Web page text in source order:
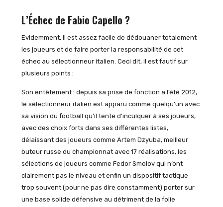
L’Échec de Fabio Capello ?
Evidemment, il est assez facile de dédouaner totalement
les joueurs et de faire porter la responsabilité de cet
échec au sélectionneur italien. Ceci dit, il est fautif sur
plusieurs points :
Son entêtement : depuis sa prise de fonction a l’été 2012,
le sélectionneur italien est apparu comme quelqu’un avec
sa vision du football qu’il tente d’inculquer à ses joueurs,
avec des choix forts dans ses différentes listes,
délaissant des joueurs comme Artem Dzyuba, meilleur
buteur russe du championnat avec 17 réalisations, les
sélections de joueurs comme Fedor Smolov qui n’ont
clairement pas le niveau et enfin un dispositif tactique
trop souvent (pour ne pas dire constamment) porter sur
une base solide défensive au détriment de la folie